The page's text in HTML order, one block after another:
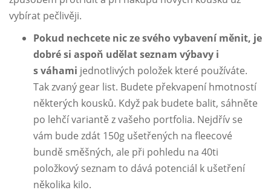
vybírat pečlivěji.
Pokud nechcete nic ze svého vybavení měnit, je
dobré si aspoň udělat seznam výbavy i
s váhami jednotlivých položek které používáte.
Tak zvaný gear list. Budete překvapení hmotností
některých kousků. Když pak budete balit, sáhněte
po lehčí variantě z vašeho portfolia. Nejdřív se
vám bude zdát 150g ušetřených na fleecové
bundě směšných, ale při pohledu na 40ti
položkový seznam to dává potenciál k ušetření
několika kilo.